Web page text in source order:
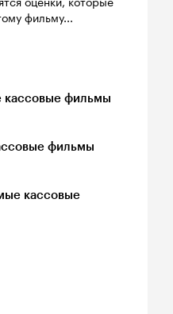
фильму...
кассовые фильмы
фильмы
кассовые